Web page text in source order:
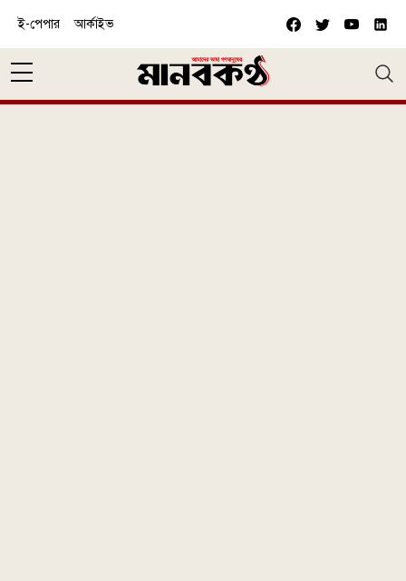
ই-পেপার আর্কাইভ